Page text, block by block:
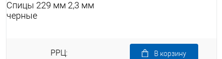
Спицы 229 мм 2,3 мм
черные
РРЦ: В корзину